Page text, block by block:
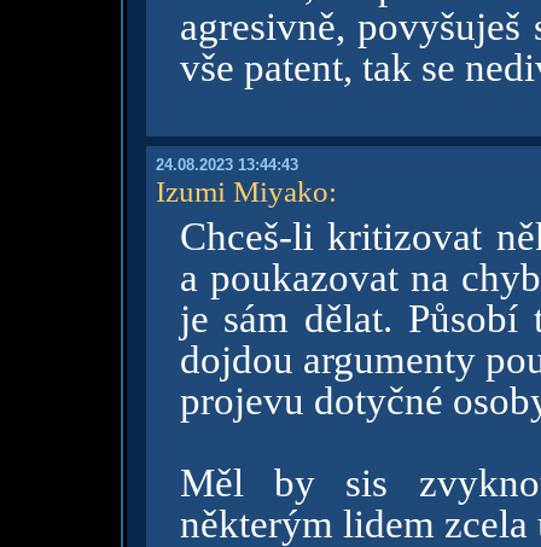
agresivně,
vše patent, tak se
24.08.2023 13:44:43
Izumi Miyako:
Chceš-li kritizovat
a poukazovat na
je sám dělat.
dojdou argumenty
projevu dotyčné
Měl by sis
některým lidem